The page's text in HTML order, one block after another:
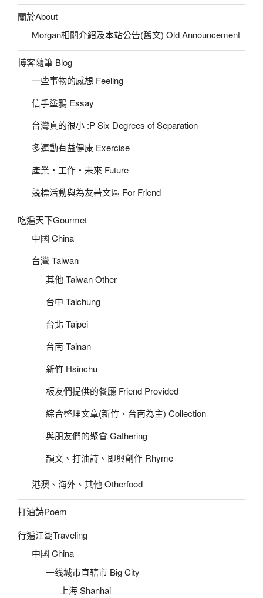
關於About
Morgan相關介紹及本站公告(舊文) Old Announcement
博客隨筆 Blog
一些事物的感想 Feeling
信手塗鴉 Essay
台灣真的很小 :P Six Degrees of Separation
多運動有益健康 Exercise
產業‧工作‧未來 Future
競標活動與為友著文區 For Friend
吃遍天下Gourmet
中國 China
台灣 Taiwan
其他 Taiwan Other
台中 Taichung
台北 Taipei
台南 Tainan
新竹 Hsinchu
板友們提供的餐廳 Friend Provided
綜合整理文章(新竹、台南為主) Collection
與朋友們的聚會 Gathering
韻文、打油詩、即興創作 Rhyme
港澳、海外、其他 Otherfood
打油詩Poem
行遍江湖Traveling
中國 China
一线城市直辖市 Big City
上海 Shanhai